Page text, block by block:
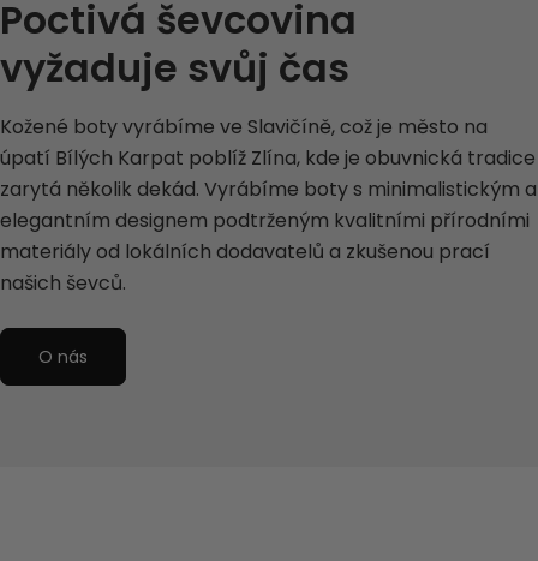
Poctivá ševcovina
vyžaduje svůj čas
Kožené boty vyrábíme ve Slavičíně, což je město na
úpatí Bílých Karpat poblíž Zlína, kde je obuvnická tradice
zarytá několik dekád. Vyrábíme boty s minimalistickým a
elegantním designem podtrženým kvalitními přírodními
materiály od lokálních dodavatelů a zkušenou prací
našich ševců.
O nás